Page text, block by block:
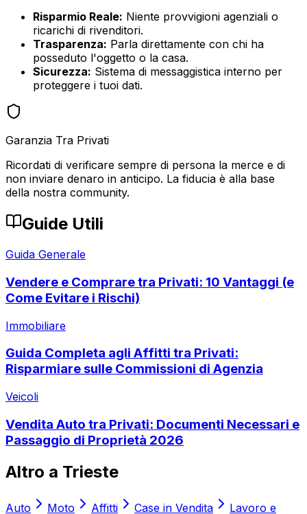
Risparmio Reale: Niente provvigioni agenziali o
ricarichi di rivenditori.
Trasparenza: Parla direttamente con chi ha
posseduto l'oggetto o la casa.
Sicurezza: Sistema di messaggistica interno per
proteggere i tuoi dati.
Garanzia Tra Privati
Ricordati di verificare sempre di persona la merce e di
non inviare denaro in anticipo. La fiducia è alla base
della nostra community.
Guide Utili
Guida Generale
Vendere e Comprare tra Privati: 10 Vantaggi (e
Come Evitare i Rischi)
Immobiliare
Guida Completa agli Affitti tra Privati:
Risparmiare sulle Commissioni di Agenzia
Veicoli
Vendita Auto tra Privati: Documenti Necessari e
Passaggio di Proprietà 2026
Altro a Trieste
Auto Moto Affitti Case in Vendita Lavoro e